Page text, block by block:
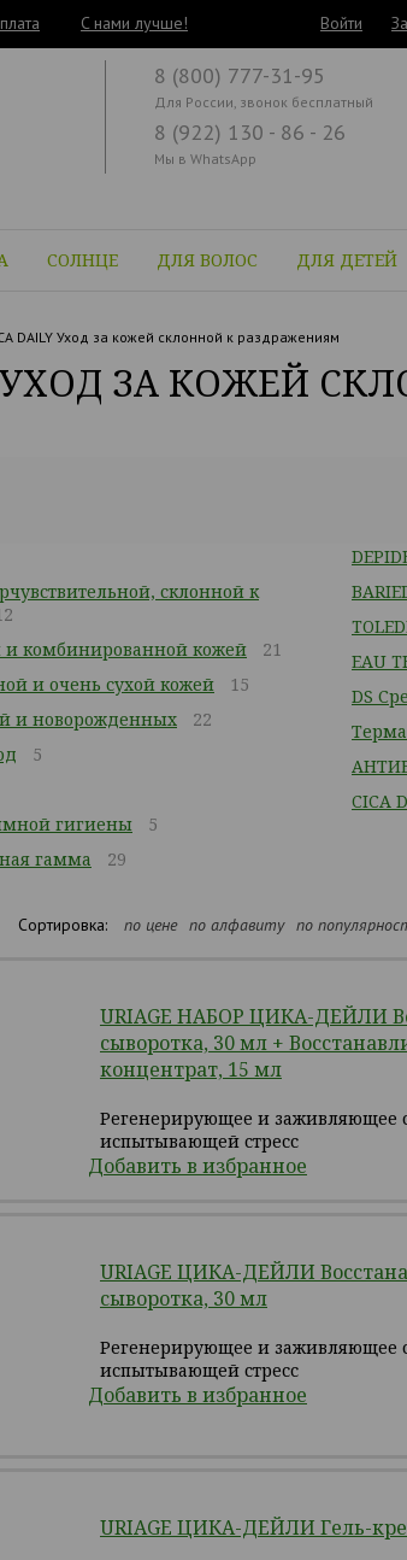
C нами лучше! Войти
СОЛНЦЕ ДЛЯ ВОЛОС ДЛЯ ДЕТЕЙ
8 (800) 777-31-95
Для России, звонок бесплатный
8 (922) 130 - 86 - 26
Мы в WhatsApp
DAILY Уход за кожей склонной к раздражениям
УХОД ЗА КОЖЕЙ
склонной к
и комбинированной кожей
21
и очень сухой кожей
15
и новорожденных
22
5
гигиены
5
гамма
29
EAU
DS
CICA
Сортировка: по цене по алфавиту по
URIAGE НАБОР ЦИКА-ДЕЙЛИ
сыворотка, 30 мл +
концентрат, 15 мл
Регенерирующее и заживляющее
испытывающей стресс
Добавить в избранное
URIAGE ЦИКА-ДЕЙЛИ
сыворотка, 30 мл
Регенерирующее и заживляющее
испытывающей стресс
Добавить в избранное
URIAGE ЦИКА-ДЕЙЛИ Гель-